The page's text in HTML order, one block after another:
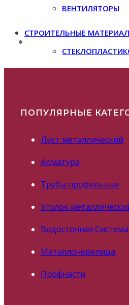
ВЕНТИЛЯТОРЫ
СТРОИТЕЛЬНЫЕ
ПОПУЛЯРНЫЕ
Лист металлический
Арматура
Трубы профильные
Уголок
Водосточная Система
Металлочерепица
Профнасти